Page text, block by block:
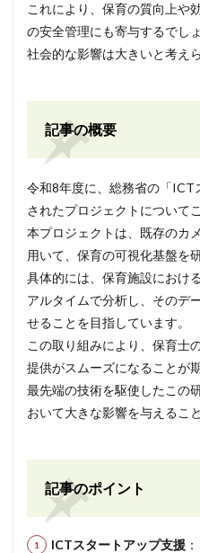
これにより、保育の質向上や
の安全管理にも寄与するでしょ
社会的な影響は大きいと考え
記事の概要
令和8年度に、総務省の「ICT
されたプロジェクトについて
本プロジェクトは、既存のカ
用いて、保育の可視化基盤を
具体的には、保育施設におけ
アルタイムで分析し、そのデ
せることを目指しています。
この取り組みにより、保育士
提供がスムーズになることが
最先端の技術を駆使したこの
おいて大きな影響を与えるこ
記事のポイント
ICTスタートアップ支援